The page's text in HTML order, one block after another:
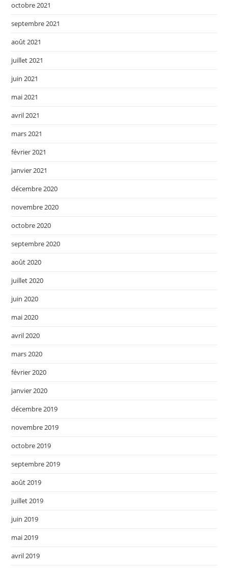
octobre 2021
septembre 2021
août 2021
juillet 2021
juin 2021
mai 2021
avril 2021
mars 2021
février 2021
janvier 2021
décembre 2020
novembre 2020
octobre 2020
septembre 2020
août 2020
juillet 2020
juin 2020
mai 2020
avril 2020
mars 2020
février 2020
janvier 2020
décembre 2019
novembre 2019
octobre 2019
septembre 2019
août 2019
juillet 2019
juin 2019
mai 2019
avril 2019